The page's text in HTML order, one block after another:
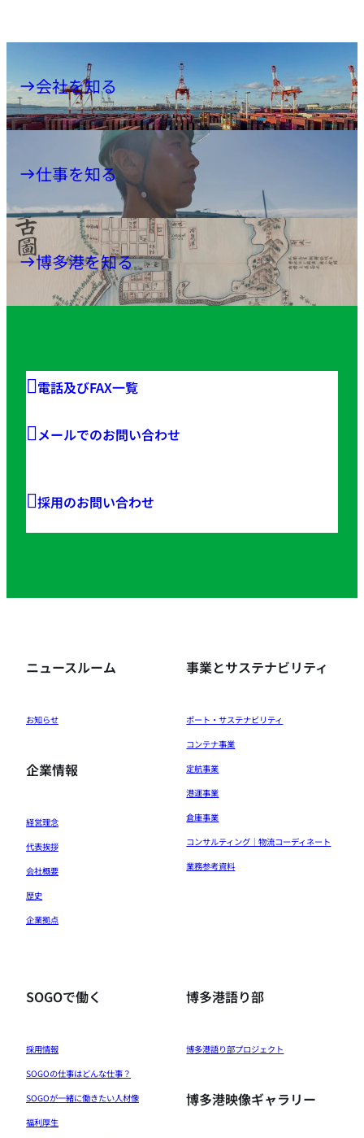
会社を知る
仕事を知る
博多港を知る
電話及びFAX一覧
メールでのお問い合わせ
採用のお問い合わせ
ニュースルーム
お知らせ
企業情報
経営理念
代表挨拶
会社概要
歴史
企業拠点
事業とサステナビリティ
ポート・サステナビリティ
コンテナ事業
定航事業
港運事業
倉庫事業
コンサルティング｜物流コーディネート
業務参考資料
SOGOで働く
採用情報
SOGOの仕事はどんな仕事？
SOGOが一緒に働きたい人材像
福利厚生
博多港語り部
博多港語り部プロジェクト
博多港映像ギャラリー